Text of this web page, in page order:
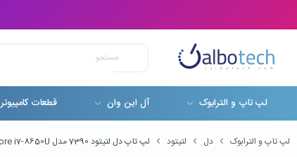
لپ تاپ و الترابوک آل این وان قطعات کامپیوتر
لپ تاپ و الترابوک دل لتیتود لپ تاپ دل لتیتود 7390 مدل Dell Latitude 7390 2-in-1 Core i7-8650U صفحه لمسی